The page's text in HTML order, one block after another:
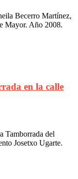
Becerro Martínez,
Mayor. Año 2008.
en la calle
Tamborrada del
Josetxo Ugarte.